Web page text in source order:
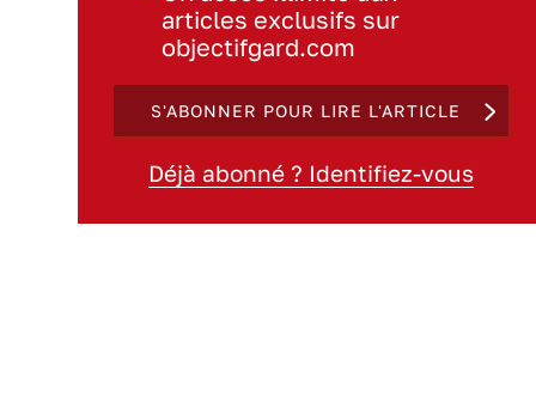
articles exclusifs sur
objectifgard.com
S'ABONNER POUR LIRE L'ARTICLE
Déjà abonné ? Identifiez-vous